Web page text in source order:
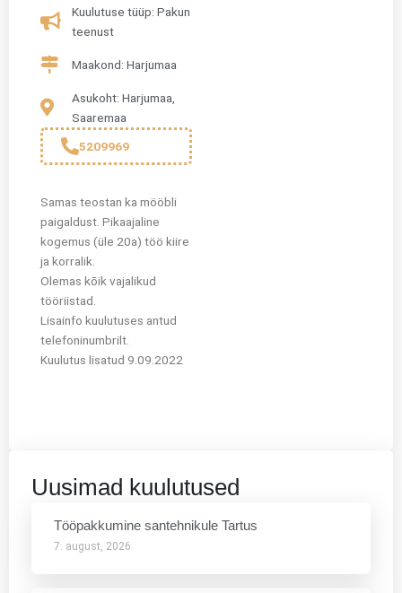
Kuulutuse tüüp: Pakun
teenust
Maakond: Harjumaa
Asukoht: Harjumaa,
Saaremaa
5209969
Samas teostan ka mööbli
paigaldust. Pikaajaline
kogemus (üle 20a) töö kiire
ja korralik.
Olemas kōik vajalikud
tööriistad.
Lisainfo kuulutuses antud
telefoninumbrilt.
Kuulutus lisatud 9.09.2022
Uusimad kuulutused
Tööpakkumine santehnikule Tartus
7. august, 2026